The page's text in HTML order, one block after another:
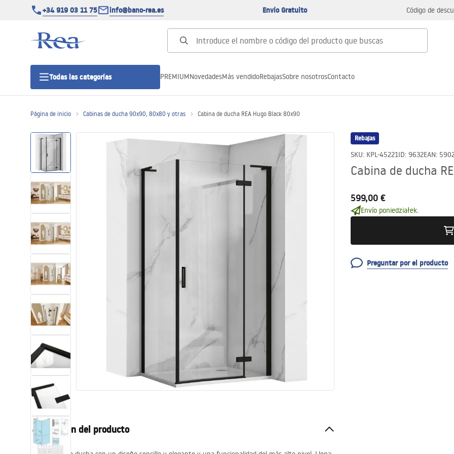
+34 919 03 11 75 info@bano-rea.es Envío Gratuito Código de
Todas las categorías
Platos de ducha
Drenajes lineales
Inodoro, Bidé
Lavabos
Bañeras y mamparas
Grifería
Ducha
PREMIUMNovedadesMás vendidoRebajasSobre nosotrosContacto
Página de inicio Cabinas de ducha 90x90, 80x80 y otras Cabina de ducha REA Hugo Black 80x90
Rebajas
SKU: KPL-45221ID: 9632EAN:
Cabina de ducha
599,00 €
Envío poniedziałek.
Preguntar por el producto
Descripción del producto